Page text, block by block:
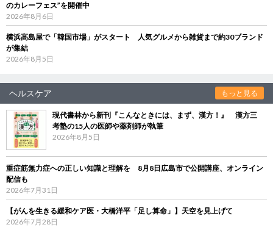
のカレーフェス”を開催中
2026年8月6日
横浜高島屋で「韓国市場」がスタート 人気グルメから雑貨まで約30ブランド
が集結
2026年8月5日
ヘルスケア もっと見る
現代書林から新刊『こんなときには、まず、漢方！』 漢方三
考塾の15人の医師や薬剤師が執筆
2026年8月5日
重症筋無力症への正しい知識と理解を 8月8日広島市で公開講座、オンライン
配信も
2026年7月31日
【がんを生きる緩和ケア医・大橋洋平「足し算命」】天空を見上げて
2026年7月28日